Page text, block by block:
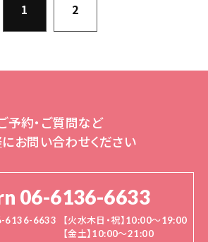
1 2
予約・ご質問など
お問い合わせください
06-6136-6633
6136-6633
【火水木日・祝】10:00～19:00
【金土】10:00〜21:00